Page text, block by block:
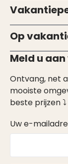
Op
Meld u
Ontvang, net
mooiste
beste prijzen ⤵
Uw e-